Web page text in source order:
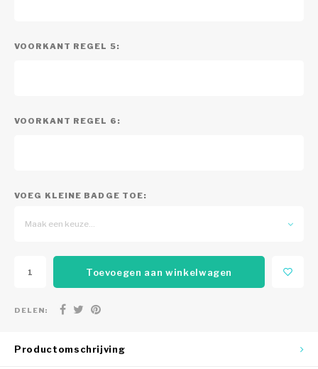
VOORKANT REGEL 5:
VOORKANT REGEL 6:
VOEG KLEINE BADGE TOE:
Maak een keuze...
Toevoegen aan winkelwagen
DELEN:
Productomschrijving